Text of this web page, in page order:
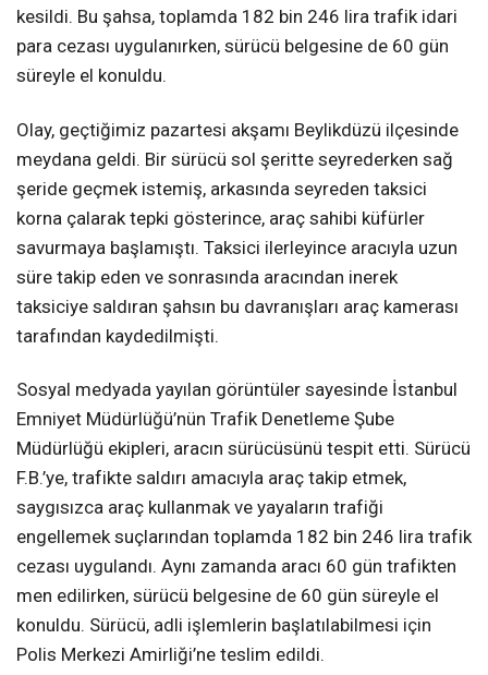
kesildi. Bu şahsa, toplamda 182 bin 246 lira trafik idari
para cezası uygulanırken, sürücü belgesine de 60 gün
süreyle el konuldu.
Olay, geçtiğimiz pazartesi akşamı Beylikdüzü ilçesinde
meydana geldi. Bir sürücü sol şeritte seyrederken sağ
şeride geçmek istemiş, arkasında seyreden taksici
korna çalarak tepki gösterince, araç sahibi küfürler
savurmaya başlamıştı. Taksici ilerleyince aracıyla uzun
süre takip eden ve sonrasında aracından inerek
taksiciye saldıran şahsın bu davranışları araç kamerası
tarafından kaydedilmişti.
Sosyal medyada yayılan görüntüler sayesinde İstanbul
Emniyet Müdürlüğü’nün Trafik Denetleme Şube
Müdürlüğü ekipleri, aracın sürücüsünü tespit etti. Sürücü
F.B.’ye, trafikte saldırı amacıyla araç takip etmek,
saygısızca araç kullanmak ve yayaların trafiği
engellemek suçlarından toplamda 182 bin 246 lira trafik
cezası uygulandı. Aynı zamanda aracı 60 gün trafikten
men edilirken, sürücü belgesine de 60 gün süreyle el
konuldu. Sürücü, adli işlemlerin başlatılabilmesi için
Polis Merkezi Amirliği’ne teslim edildi.